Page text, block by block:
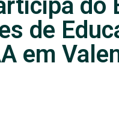
do
de
em